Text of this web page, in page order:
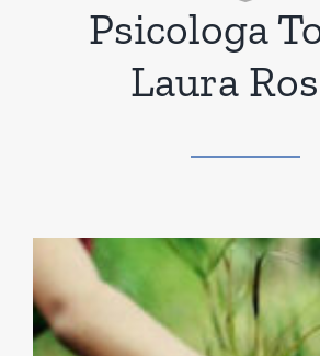
Psicologa
Laura